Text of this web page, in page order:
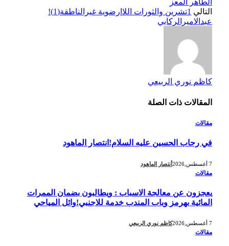
الطاهر المعز
التالي
1تشرين والثورات اللاارضوية غيرالناطقة(1)!
عبدالاميرالركابي
كاظم نوري الربيعي
المقالاتذات الصلة
مقالات
في رحاب الحسين عليه السلام!انتصار الماهود
أنتصار الماهود
مقالات
يعجزون عن معالجة الاسباب : ويطالبون بضمان الممرات
المائية بهرمز وباب المندب خدمة للاجنبي!وائل المياحي
كاظم نوري الربيعي
مقالات